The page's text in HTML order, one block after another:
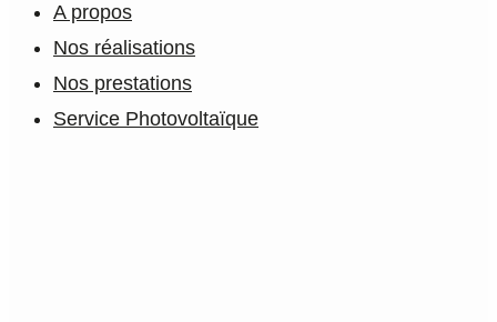
A propos
Nos réalisations
Nos prestations
Service Photovoltaïque